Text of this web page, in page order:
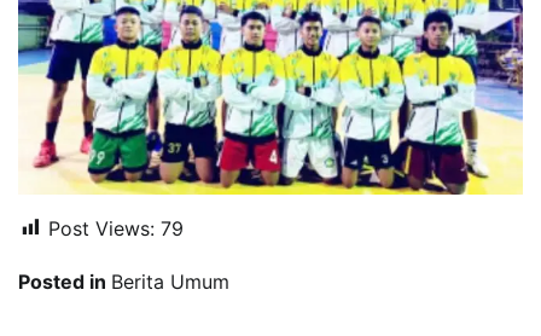
Post Views: 79
Posted in Berita Umum